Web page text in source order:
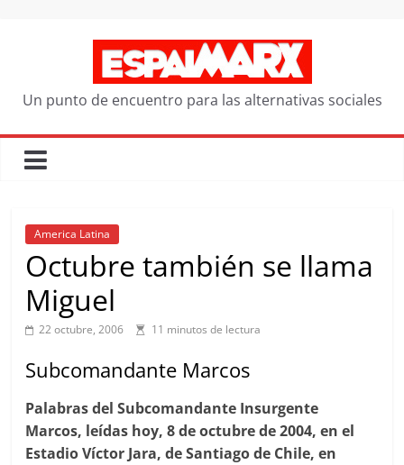
Un punto de encuentro para las alternativas sociales
America Latina
Octubre también se llama
Miguel
22 octubre, 2006 11 minutos de lectura
Subcomandante Marcos
Palabras del Subcomandante Insurgente
Marcos, leídas hoy, 8 de octubre de 2004, en el
Estadio Víctor Jara, de Santiago de Chile, en